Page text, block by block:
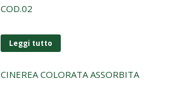
COD.02
Leggi tutto
CINEREA COLORATA ASSORBITA